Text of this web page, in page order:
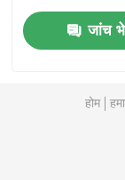
के लिए लचीला
जांच
होम